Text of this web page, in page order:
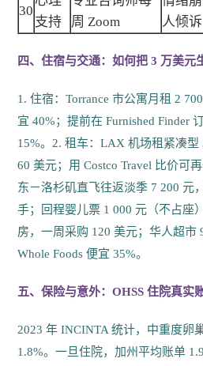
30
支持
周 Zoom
人倾诉
四、住宿与交通：如何把 3 万美元
1. 住宿：Torrance 市公寓月租 2
宜 40%；提前在 Furnished Finder
15%。2. 租车：LAX 机场租紧凑
60 美元；用 Costco Travel 比价可
东－洛杉矶直飞往返淡季 7 200 元
手；回程婴儿票 1 000 元（不占座
房，一周采购 120 美元；华人超市
Whole Foods 便宜 35%。
五、保险与意外：OHSS 住院真实
2023 年 INCINTA 统计，中重度卵
1.8%。一旦住院，加州平均账单